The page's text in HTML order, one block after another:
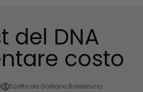
del DNA
costo
Scritto da Galliano Balestrucci